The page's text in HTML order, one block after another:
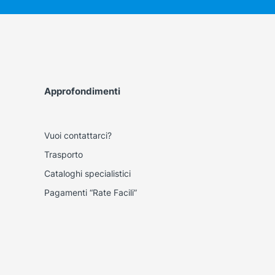
Approfondimenti
Vuoi contattarci?
Trasporto
Cataloghi specialistici
Pagamenti “Rate Facili”